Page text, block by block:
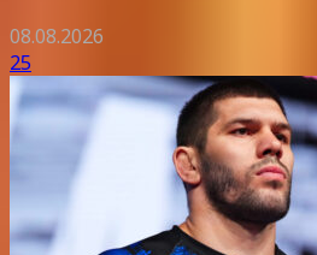
08.08.2026
25